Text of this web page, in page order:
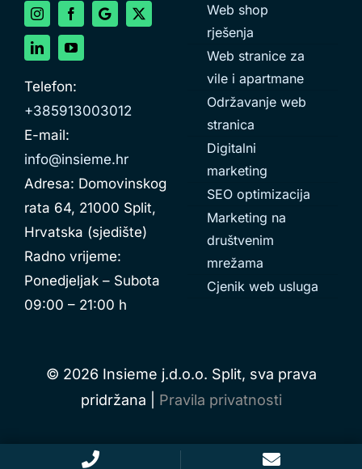
Telefon:
+385913003012
E-mail:
info@insieme.hr
Adresa: Domovinskog
rata 64, 21000 Split,
Hrvatska (sjedište)
Radno vrijeme:
Ponedjeljak – Subota
09:00 – 21:00 h
Web shop
rješenja
Web stranice za
vile i apartmane
Održavanje web
stranica
Digitalni
marketing
SEO optimizacija
Marketing na
društvenim
mrežama
Cjenik web usluga
© 2026 Insieme j.d.o.o. Split, sva prava
pridržana | Pravila privatnosti